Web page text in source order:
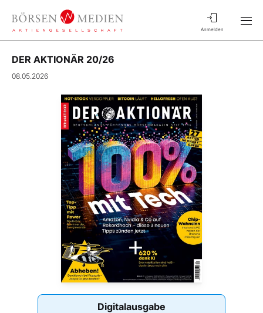
Anmelden
DER AKTIONÄR 20/26
08.05.2026
Digitalausgabe